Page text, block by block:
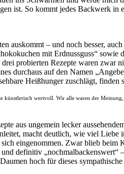
ist. So kommt jedes Backwerk
auskommt – und noch besser,
mit Erdnussguss“ sowie
probierten Rezepte waren zwar
durchaus auf den Namen
Heißhunger zuschlägt,
künstlerisch wertvoll. Wir alle waren der Meinung,
aus ungemein lecker
macht deutlich, wie viel
eingenommen. Zwar blieb
definitiv „nochmalbackenswert“
hoch für dieses